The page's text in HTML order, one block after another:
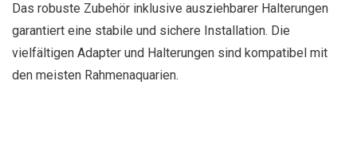
Das robuste Zubehör inklusive ausziehbarer Halterungen
garantiert eine stabile und sichere Installation. Die
vielfältigen Adapter und Halterungen sind kompatibel mit
den meisten Rahmenaquarien.